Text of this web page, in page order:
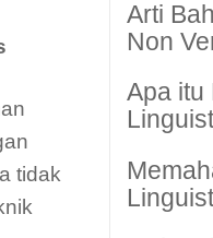
tidak
Arti
Non
Apa itu